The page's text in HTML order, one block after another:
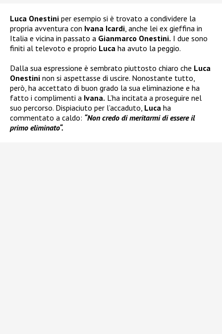
Luca Onestini per esempio si è trovato a condividere la
propria avventura con Ivana Icardi, anche lei ex gieffina in
Italia e vicina in passato a Gianmarco Onestini. I due sono
finiti al televoto e proprio Luca ha avuto la peggio.
Dalla sua espressione è sembrato piuttosto chiaro che Luca
Onestini non si aspettasse di uscire. Nonostante tutto,
però, ha accettato di buon grado la sua eliminazione e ha
fatto i complimenti a Ivana. L’ha incitata a proseguire nel
suo percorso. Dispiaciuto per l’accaduto, Luca ha
commentato a caldo: “Non credo di meritarmi di essere il
primo eliminato“.